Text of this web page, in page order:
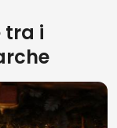
tra i